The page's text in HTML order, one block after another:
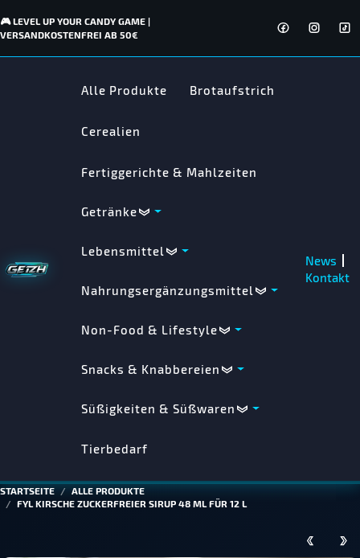
🎮 LEVEL UP YOUR CANDY GAME |
VERSANDKOSTENFREI AB 50€
Alle Produkte Brotaufstrich
Cerealien
Fertiggerichte & Mahlzeiten
Getränke
Lebensmittel
Nahrungsergänzungsmittel
Non-Food & Lifestyle
Snacks & Knabbereien
Süßigkeiten & Süßwaren
Tierbedarf
News
Kontakt
STARTSEITE
ALLE PRODUKTE
FYL KIRSCHE ZUCKERFREIER SIRUP 48 ML FÜR 12 L